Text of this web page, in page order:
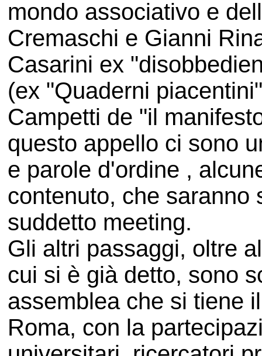
mondo associativo e
Cremaschi e Gianni
Casarini ex
(ex "Quaderni
Campetti de "il
questo appello ci sono
e parole d'ordine ,
contenuto, che saranno
suddetto meeting.
Gli altri passaggi, oltre
cui si è già detto, sono
assemblea che si tiene
Roma, con la